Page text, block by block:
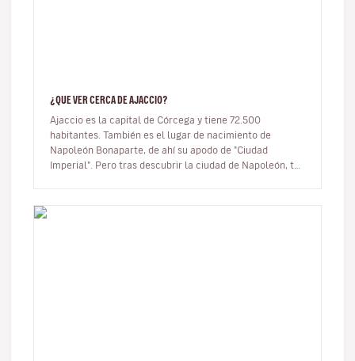
¿QUE VER CERCA DE AJACCIO?
Ajaccio es la capital de Córcega y tiene 72.500
habitantes. También es el lugar de nacimiento de
Napoleón Bonaparte, de ahí su apodo de "Ciudad
Imperial". Pero tras descubrir la ciudad de Napoleón, te